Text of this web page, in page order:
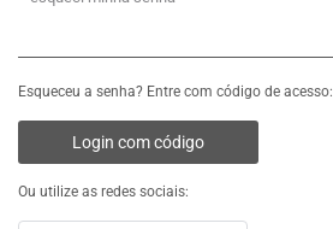
Esqueceu a senha? Entre com código de acesso:
Login com código
Ou utilize as redes sociais: